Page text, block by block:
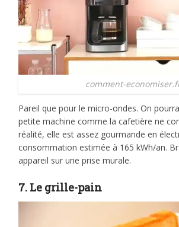
comment-
Pareil que pour le micro-ondes. On
petite machine comme la cafetière ne
réalité, elle est assez gourmande en
consommation estimée à 165 kWh/an.
appareil sur une prise murale.
7. Le grille-pain